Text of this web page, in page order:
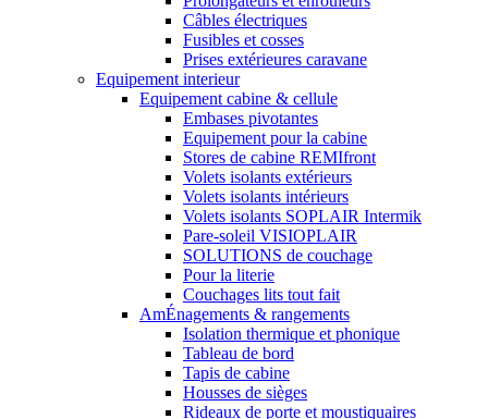
Câbles électriques
Fusibles et cosses
Prises extérieures caravane
Equipement interieur
Equipement cabine & cellule
Embases pivotantes
Equipement pour la cabine
Stores de cabine REMIfront
Volets isolants extérieurs
Volets isolants intérieurs
Volets isolants SOPLAIR Intermik
Pare-soleil VISIOPLAIR
SOLUTIONS de couchage
Pour la literie
Couchages lits tout fait
AmÉnagements & rangements
Isolation thermique et phonique
Tableau de bord
Tapis de cabine
Housses de sièges
Rideaux de porte et moustiquaires